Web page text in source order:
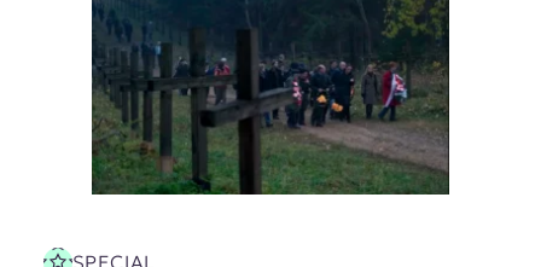
SPECIAL